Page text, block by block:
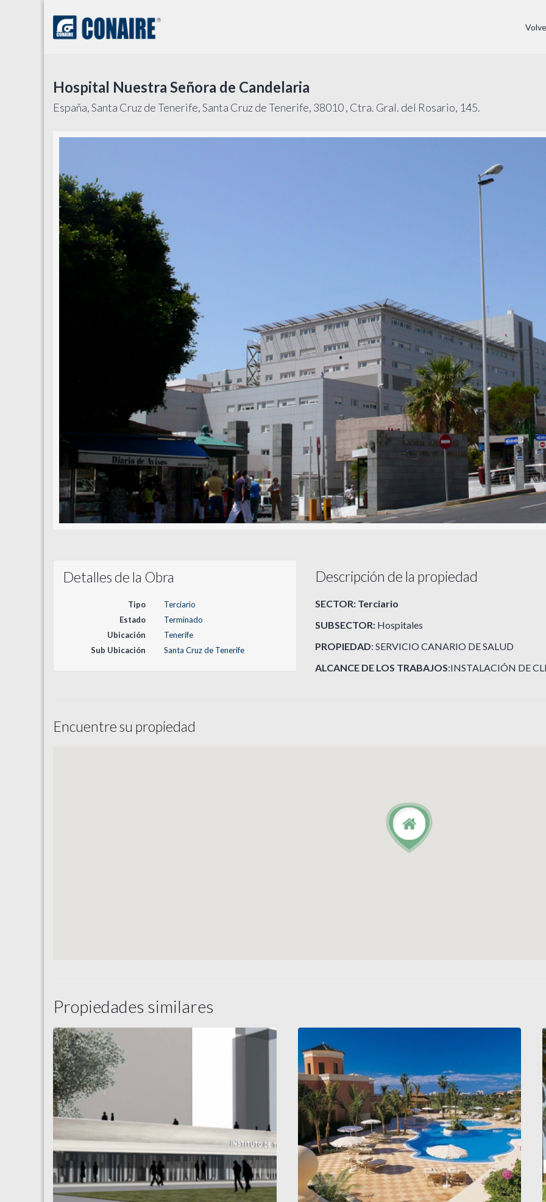
Hospital Nuestra Señora de Candelaria
España, Santa Cruz de Tenerife, Santa Cruz de Tenerife, 38010 , Ctra. Gral. del Rosario, 145.
Detalles de la Obra
Tipo
Terciario
Estado
Terminado
Ubicación
Tenerife
Sub Ubicación
Santa Cruz de Tenerife
Descripción de la propiedad
SECTOR: Terciario
SUBSECTOR: Hospitales
PROPIEDAD: SERVICIO CANARIO DE SALUD
ALCANCE DE LOS TRABAJOS:INSTALACIÓN DE
Encuentre su propiedad
Propiedades similares